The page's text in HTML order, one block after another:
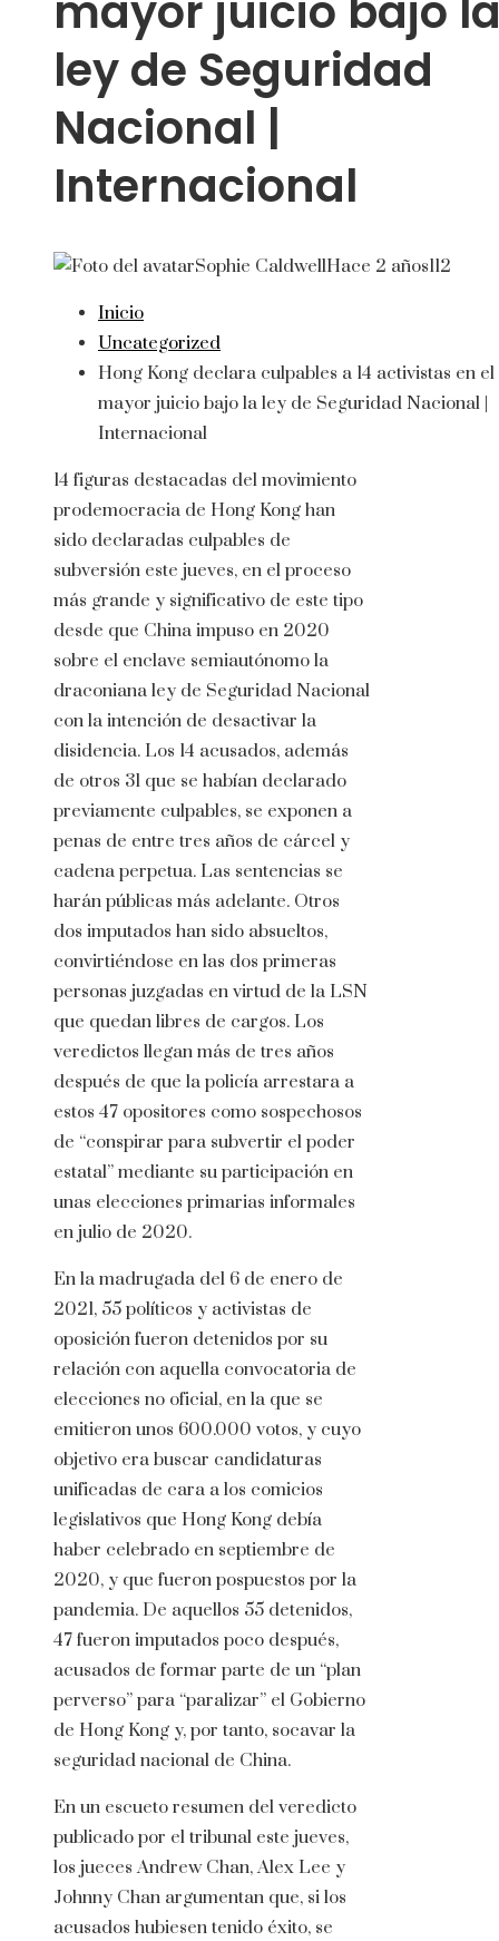
ley de Seguridad
Nacional |
Internacional
Sophie CaldwellHace 2 años112
Inicio
Uncategorized
Hong Kong declara culpables a 14 activistas en el
mayor juicio bajo la ley de Seguridad Nacional |
Internacional
14 figuras destacadas del movimiento
prodemocracia de Hong Kong han
sido declaradas culpables de
subversión este jueves, en el proceso
más grande y significativo de este tipo
desde que China impuso en 2020
sobre el enclave semiautónomo la
draconiana ley de Seguridad Nacional
con la intención de desactivar la
disidencia. Los 14 acusados, además
de otros 31 que se habían declarado
previamente culpables, se exponen a
penas de entre tres años de cárcel y
cadena perpetua. Las sentencias se
harán públicas más adelante. Otros
dos imputados han sido absueltos,
convirtiéndose en las dos primeras
personas juzgadas en virtud de la LSN
que quedan libres de cargos. Los
veredictos llegan más de tres años
después de que la policía arrestara a
estos 47 opositores como sospechosos
de “conspirar para subvertir el poder
estatal” mediante su participación en
unas elecciones primarias informales
en julio de 2020.
En la madrugada del 6 de enero de
2021, 55 políticos y activistas de
oposición fueron detenidos por su
relación con aquella convocatoria de
elecciones no oficial, en la que se
emitieron unos 600.000 votos, y cuyo
objetivo era buscar candidaturas
unificadas de cara a los comicios
legislativos que Hong Kong debía
haber celebrado en septiembre de
2020, y que fueron pospuestos por la
pandemia. De aquellos 55 detenidos,
47 fueron imputados poco después,
acusados de formar parte de un “plan
perverso” para “paralizar” el Gobierno
de Hong Kong y, por tanto, socavar la
seguridad nacional de China.
En un escueto resumen del veredicto
publicado por el tribunal este jueves,
los jueces Andrew Chan, Alex Lee y
Johnny Chan argumentan que, si los
acusados hubiesen tenido éxito, se